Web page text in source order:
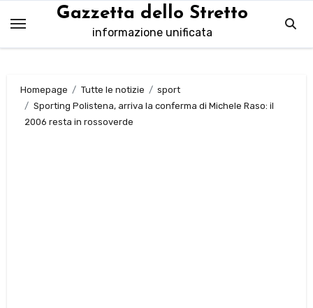
contenuto
Gazzetta dello Stretto
informazione unificata
Homepage Tutte le notizie
sport
Sporting Polistena, arriva la conferma di Michele Raso: il
2006 resta in rossoverde